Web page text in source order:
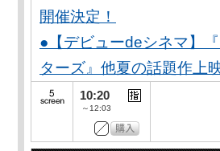
開催決定！
●【デビューdeシネマ】
ターズ』他夏の話題作上
10:20
～12:03